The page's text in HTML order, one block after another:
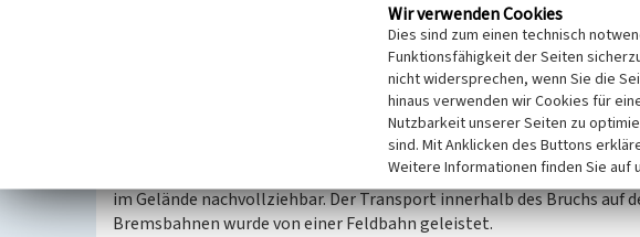
Der Abbau wurde in drei, im Mittel 10 bis 13 Meter hohen
in den 1960er Jahren nimmt der Abbau 240 x 150 Meter Fläche ein.
Haldenflächen, die sich um den eigentlichen Bruch herum in die
Gesamtfläche nahezu 10 Hektar beträgt.
Die Anbindung der drei höheren Abbausohlen erfolgte von der
bis BB 3. Die Lage der Trassen BB 1 und BB 2 sowie die
im Gelände nachvollziehbar. Der Transport innerhalb des Bruchs auf
Bremsbahnen wurde von einer Feldbahn geleistet.
Wir verwenden Cookies
Dies sind zum einen technisch
Funktionsfähigkeit der Seiten
nicht widersprechen, wenn Sie die
hinaus verwenden wir Cookies für
Nutzbarkeit unserer Seiten zu
sind. Mit Anklicken des Buttons
Weitere Informationen finden Sie auf